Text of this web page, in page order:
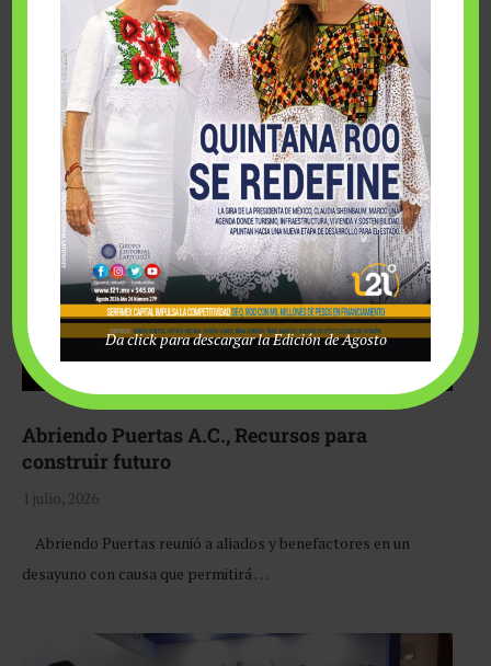
Fairmont Mayakoba y Make-A-Wish México unieron
esfuerzos para hacer realidad el deseo de una …
Abriendo Puertas A.C., Recursos para
construir futuro
1 julio, 2026
Abriendo Puertas reunió a aliados y benefactores en un
desayuno con causa que permitirá …
Da click para descargar la Edición de Agosto